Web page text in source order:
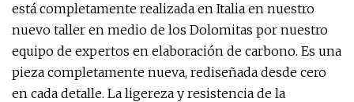
está completamente realizada en Italia en nuestro
nuevo taller en medio de los Dolomitas por nuestro
equipo de expertos en elaboración de carbono. Es una
pieza completamente nueva, rediseñada desde cero
en cada detalle. La ligereza y resistencia de la